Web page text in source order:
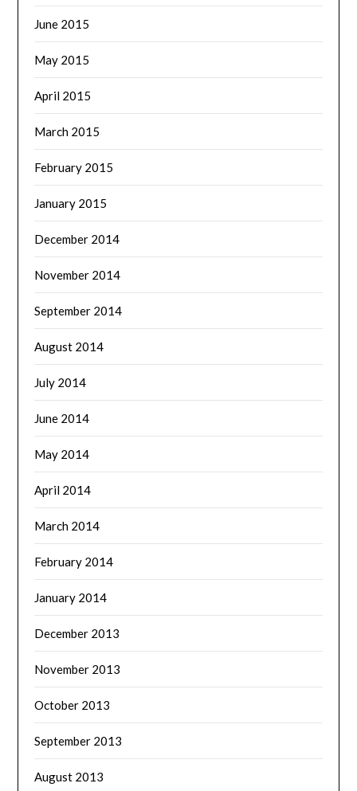
June 2015
May 2015
April 2015
March 2015
February 2015
January 2015
December 2014
November 2014
September 2014
August 2014
July 2014
June 2014
May 2014
April 2014
March 2014
February 2014
January 2014
December 2013
November 2013
October 2013
September 2013
August 2013